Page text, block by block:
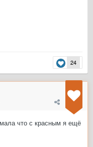
24
что с красным я ещё